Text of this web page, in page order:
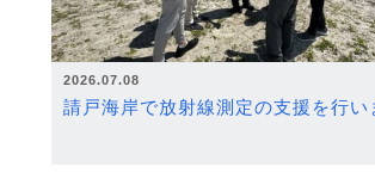
2026.07.08
請戸海岸で放射線測定の支援を行い